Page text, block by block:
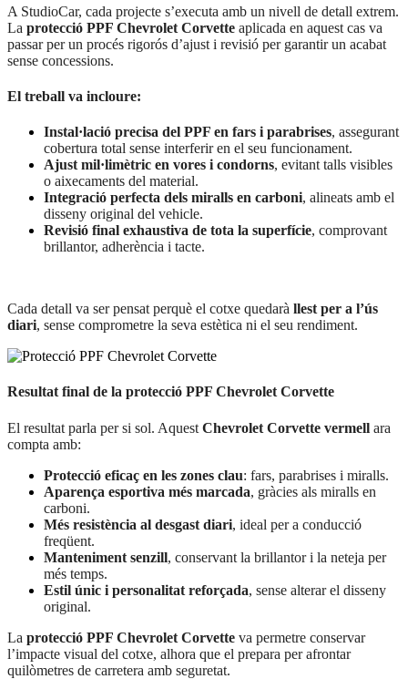
A StudioCar, cada projecte s’executa amb un nivell de detall extrem.
La protecció PPF Chevrolet Corvette aplicada en aquest cas va
passar per un procés rigorós d’ajust i revisió per garantir un acabat
sense concessions.
El treball va incloure:
Instal·lació precisa del PPF en fars i parabrises, assegurant
cobertura total sense interferir en el seu funcionament.
Ajust mil·limètric en vores i condorns, evitant talls visibles
o aixecaments del material.
Integració perfecta dels miralls en carboni, alineats amb el
disseny original del vehicle.
Revisió final exhaustiva de tota la superfície, comprovant
brillantor, adherència i tacte.
Cada detall va ser pensat perquè el cotxe quedarà llest per a l’ús
diari, sense comprometre la seva estètica ni el seu rendiment.
Resultat final de la protecció PPF Chevrolet Corvette
El resultat parla per si sol. Aquest Chevrolet Corvette vermell ara
compta amb:
Protecció eficaç en les zones clau: fars, parabrises i miralls.
Aparença esportiva més marcada, gràcies als miralls en
carboni.
Més resistència al desgast diari, ideal per a conducció
freqüent.
Manteniment senzill, conservant la brillantor i la neteja per
més temps.
Estil únic i personalitat reforçada, sense alterar el disseny
original.
La protecció PPF Chevrolet Corvette va permetre conservar
l’impacte visual del cotxe, alhora que el prepara per afrontar
quilòmetres de carretera amb seguretat.